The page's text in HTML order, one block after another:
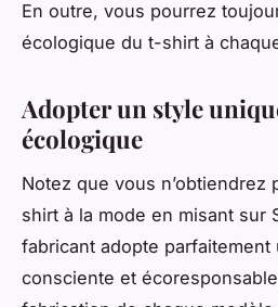
En outre, vous pourrez
écologique du t-shirt à
Adopter un style
écologique
Notez que vous n’obtiendrez
shirt à la mode en misant sur
fabricant adopte parfaitement
consciente et